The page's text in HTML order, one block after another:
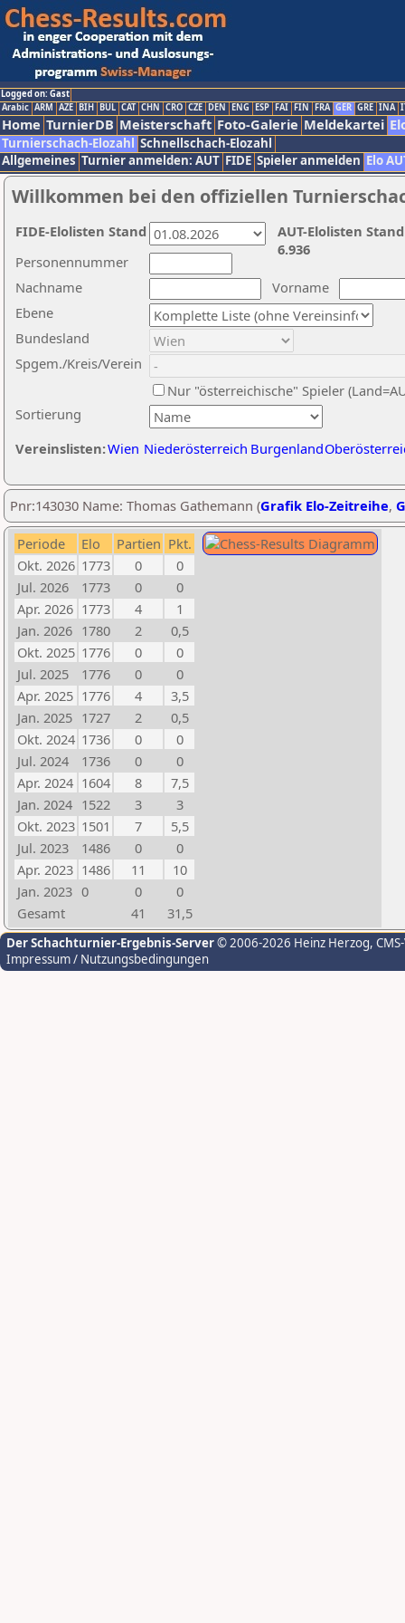
Logged on: Gast
Arabic ARM AZE BIH BUL CAT CHN CRO CZE DEN ENG ESP FAI FIN FRA GER GRE INA
Home TurnierDB Meisterschaft Foto-Galerie Meldekartei
Turnierschach-Elozahl Schnellschach-Elozahl
Allgemeines Turnier anmelden: AUT FIDE Spieler anmelden Elo
Willkommen bei den offiziellen
Nachname
Vorname
Ebene
Sortierung
Personennummer
Bundesland
Spgem./Kreis/Verein
Nur "österreichische" Spieler
Vereinslisten:Wien Niederösterreich Burgenland
AUT-Elolisten
6.936
FIDE-Elolisten Stand
Pnr:143030 Name: Thomas Gathemann (Grafik Elo-Zeitreihe,
Periode Elo Partien Pkt.
Okt. 2026 1773 0
0
Jul. 2026
1773 0
0
Apr. 2026 1773 4
1
Jan. 2026 1780 2
0,5
Okt. 2025 1776 0
0
Jul. 2025
1776 0
0
Apr. 2025 1776 4
3,5
Jan. 2025 1727 2
0,5
Okt. 2024 1736 0
0
Jul. 2024
1736 0
0
Apr. 2024 1604 8
7,5
Jan. 2024 1522 3
3
Okt. 2023 1501 7
5,5
Jul. 2023
1486 0
0
Apr. 2023 1486 11
10
Jan. 2023 0 0
0
Gesamt
41 31,5
Der Schachturnier-Ergebnis-Server© 2006-2026 Heinz Herzog,
Impressum / Nutzungsbedingungen